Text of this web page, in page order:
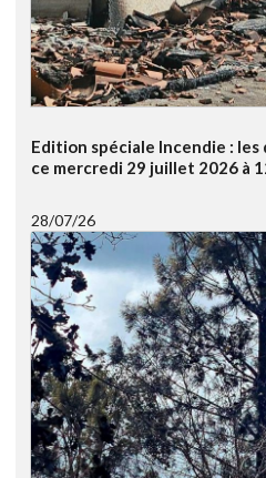
Edition spéciale Incendie :
ce mercredi 29 juillet 2026 à
28/07/26